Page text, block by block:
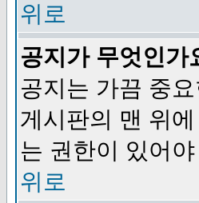
위로
공지가 무엇인가
공지는 가끔 중
게시판의 맨 위
는 권한이 있어
위로